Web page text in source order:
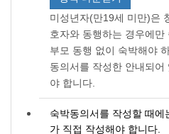
미성년자(만19세 미만)은
호자와 동행하는 경우에
부모 동행 없이 숙박해야
동의서를 작성한 안내되어
야 합니다.
숙박동의서를 작성할 때
가 직접 작성해야 합니다.